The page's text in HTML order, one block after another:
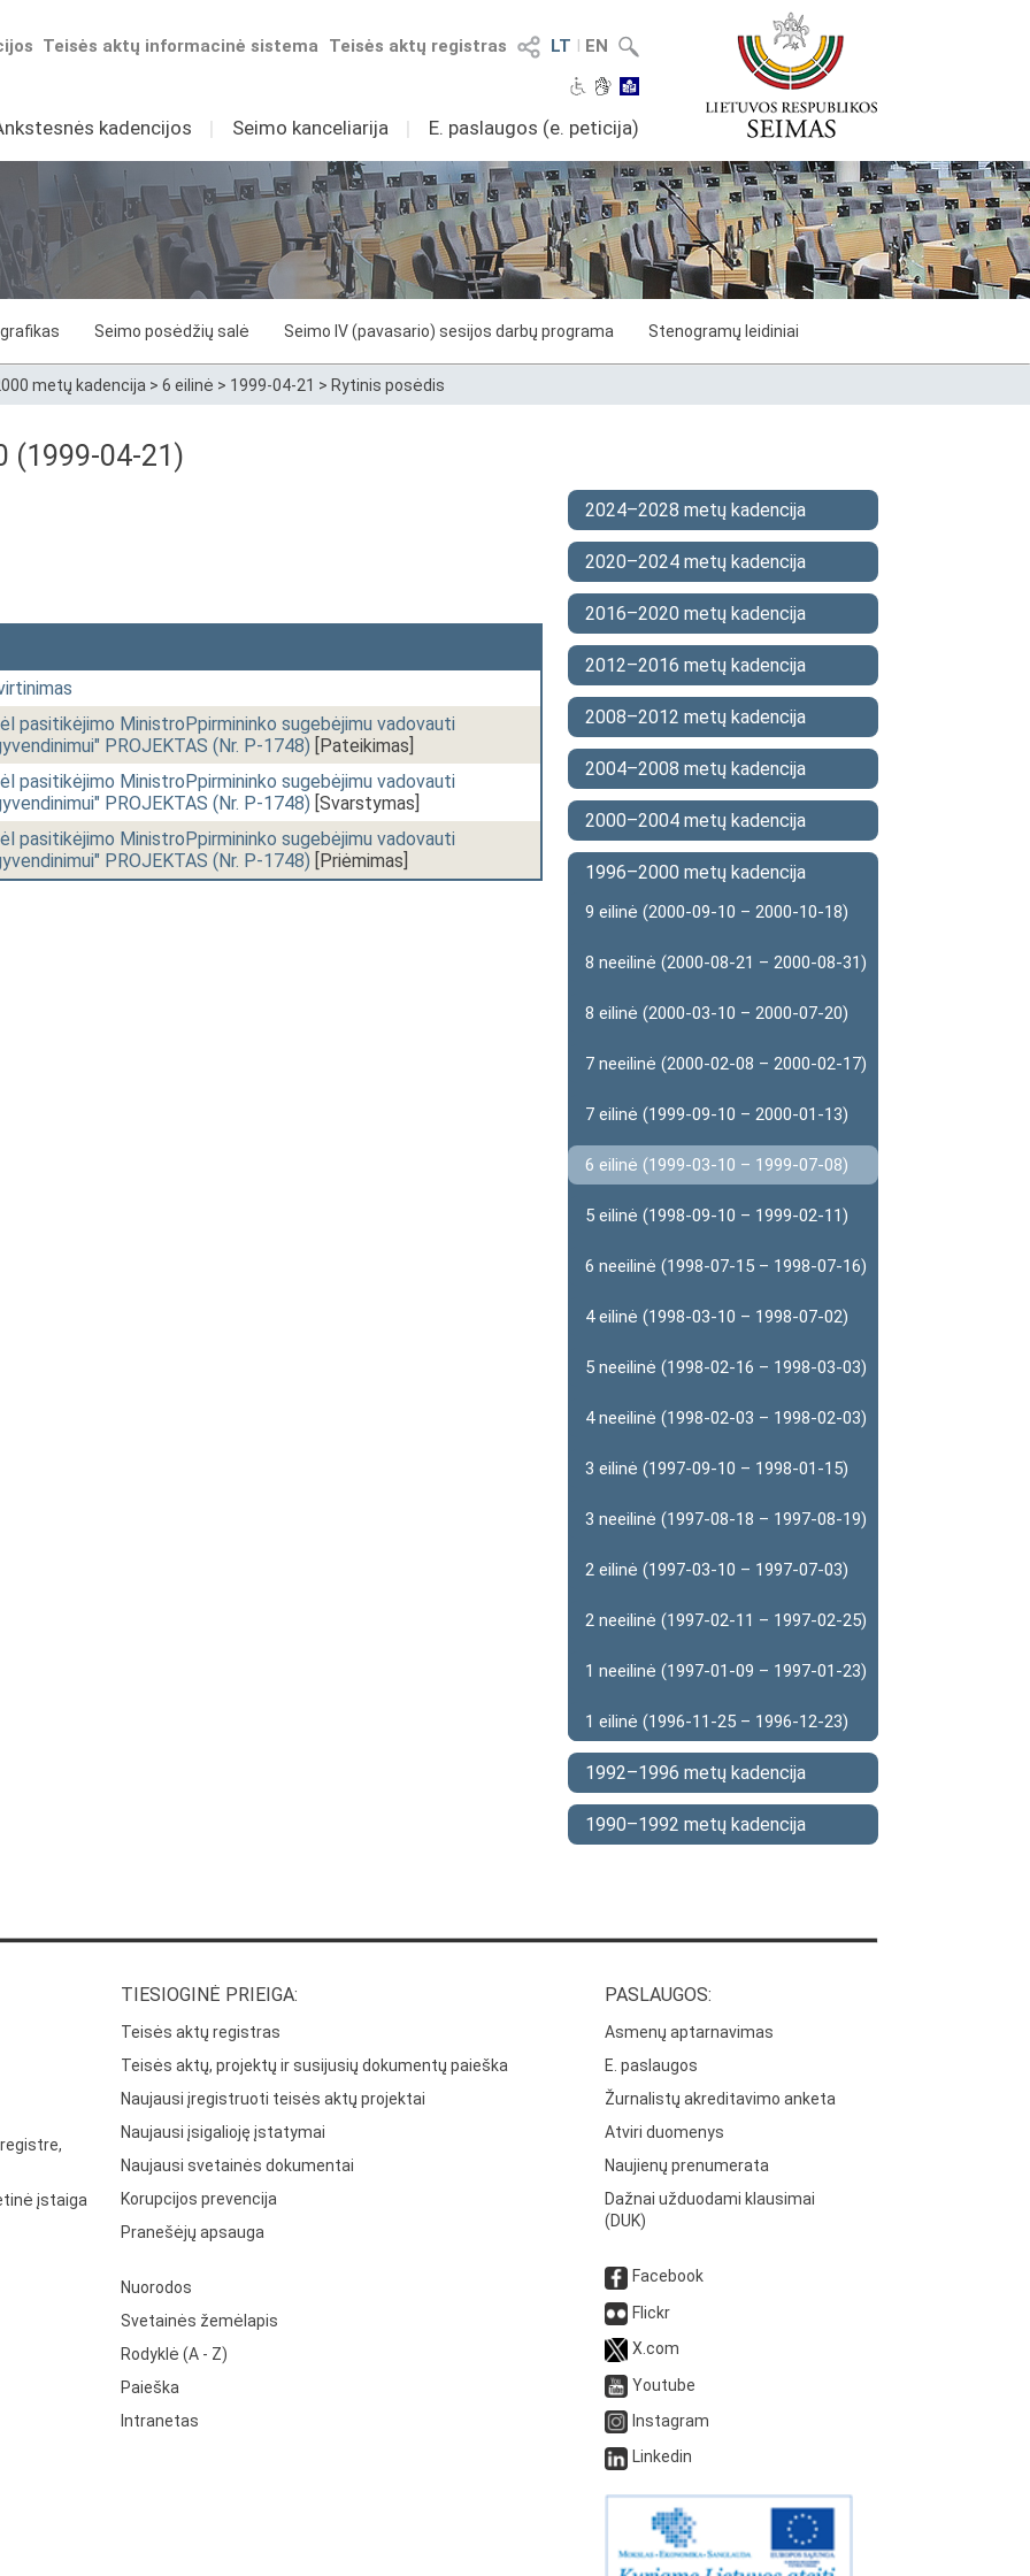
LT I EN
Teisės aktų registras
Teisės aktų informacinė sistema
kadencijos I Seimo kanceliarija I E. paslaugos (e. peticija)
grafikas Seimo posėdžių salė Seimo IV (pavasario) sesijos darbų programa Stenogramų leidiniai
metų kadencija > 6 eilinė > 1999-04-21 > Rytinis posėdis
(1999-04-21)
pasitikėjimo MinistroPpirmininko sugebėjimu vadovauti
PROJEKTAS (Nr. P-1748) [Pateikimas]
pasitikėjimo MinistroPpirmininko sugebėjimu vadovauti
PROJEKTAS (Nr. P-1748) [Svarstymas]
pasitikėjimo MinistroPpirmininko sugebėjimu vadovauti
PROJEKTAS (Nr. P-1748) [Priėmimas]
2024–2028 metų kadencija
2020–2024 metų kadencija
2016–2020 metų kadencija
2012–2016 metų kadencija
2008–2012 metų kadencija
2004–2008 metų kadencija
2000–2004 metų kadencija
1996–2000 metų kadencija
9 eilinė (2000-09-10 – 2000-10-18)
8 neeilinė (2000-08-21 – 2000-08-31)
8 eilinė (2000-03-10 – 2000-07-20)
7 neeilinė (2000-02-08 – 2000-02-17)
7 eilinė (1999-09-10 – 2000-01-13)
6 eilinė (1999-03-10 – 1999-07-08)
5 eilinė (1998-09-10 – 1999-02-11)
6 neeilinė (1998-07-15 – 1998-07-16)
4 eilinė (1998-03-10 – 1998-07-02)
5 neeilinė (1998-02-16 – 1998-03-03)
4 neeilinė (1998-02-03 – 1998-02-03)
3 eilinė (1997-09-10 – 1998-01-15)
3 neeilinė (1997-08-18 – 1997-08-19)
2 eilinė (1997-03-10 – 1997-07-03)
2 neeilinė (1997-02-11 – 1997-02-25)
1 neeilinė (1997-01-09 – 1997-01-23)
1 eilinė (1996-11-25 – 1996-12-23)
1992–1996 metų kadencija
1990–1992 metų kadencija
įstaiga
TIESIOGINĖ PRIEIGA:
Teisės aktų registras
Teisės aktų, projektų ir susijusių dokumentų paieška
Naujausi įregistruoti teisės aktų projektai
Naujausi įsigalioję įstatymai
Naujausi svetainės dokumentai
Korupcijos prevencija
Pranešėjų apsauga
Nuorodos
Svetainės žemėlapis
Rodyklė (A - Z)
Paieška
Intranetas
PASLAUGOS:
Asmenų aptarnavimas
E. paslaugos
Žurnalistų akreditavimo anketa
Atviri duomenys
Naujienų prenumerata
Dažnai užduodami klausimai
(DUK)
Facebook
Flickr
X.com
Youtube
Instagram
Linkedin